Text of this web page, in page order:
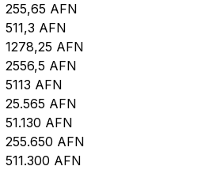
255,65 AFN
511,3 AFN
1278,25 AFN
2556,5 AFN
5113 AFN
25.565 AFN
51.130 AFN
255.650 AFN
511.300 AFN